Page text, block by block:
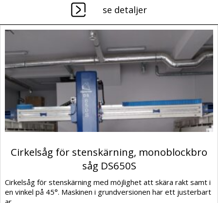
se detaljer
Cirkelsåg för stenskärning, monoblockbro
såg DS650S
Cirkelsåg för stenskärning med möjlighet att skära rakt samt i
en vinkel på 45°. Maskinen i grundversionen har ett justerbart